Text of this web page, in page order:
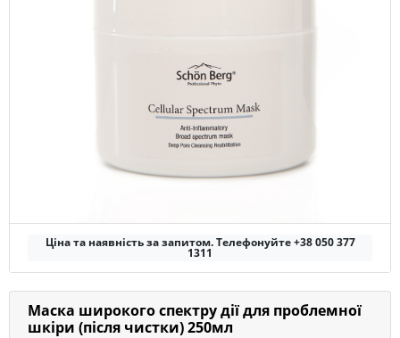
Ціна та наявність за запитом. Телефонуйте +38 050 377
1311
Маска широкого спектру дії для проблемної
шкіри (після чистки) 250мл